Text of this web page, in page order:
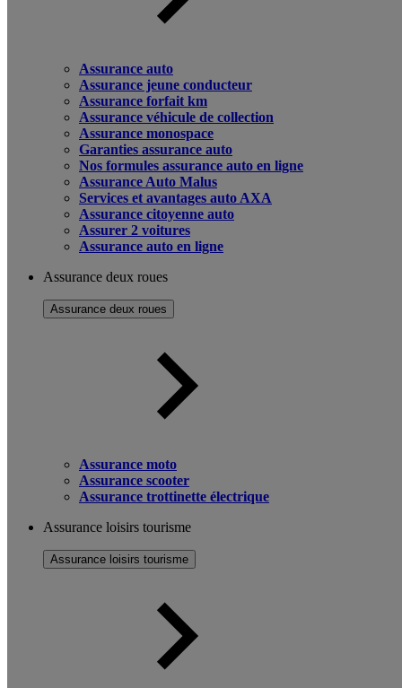
Assurance auto
Assurance jeune conducteur
Assurance forfait km
Assurance véhicule de collection
Assurance monospace
Garanties assurance auto
Nos formules assurance auto en ligne
Assurance Auto Malus
Services et avantages auto AXA
Assurance citoyenne auto
Assurer 2 voitures
Assurance auto en ligne
Assurance deux roues
Assurance deux roues
Assurance moto
Assurance scooter
Assurance trottinette électrique
Assurance loisirs tourisme
Assurance loisirs tourisme